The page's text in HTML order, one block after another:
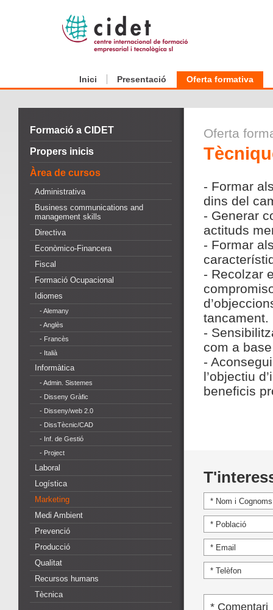
Inici Presentació Oferta formativa
Formació a CIDET
Propers inicis
Àrea de cursos
Administrativa
Business communications and
management skills
Directiva
Econòmico-Financera
Fiscal
Formació Ocupacional
Idiomes
- Alemany
- Anglès
- Francès
- Italià
Informàtica
- Admin. Sistemes
- Disseny Gràfic
- Disseny/web 2.0
- DissTècnic/CAD
- Inf. de Gestió
- Project
Laboral
Logística
Marketing
Medi Ambient
Prevenció
Producció
Qualitat
Recursos humans
Tècnica
Oferta
- Formar
dins del
- Generar
actituds
- Formar
- Recolzar
tancament.
-
com a
-
l’objectiu
beneficis